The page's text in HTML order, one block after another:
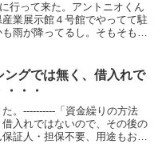
行って来た。アントニオくん
業展示館４号館でやってて駐
雨が降ってるし。そもそもア
ングでは無く、借入れで
・・・
。----------「資金繰りの方法
入れではないので、その後の
証人・担保不要、用途もお客